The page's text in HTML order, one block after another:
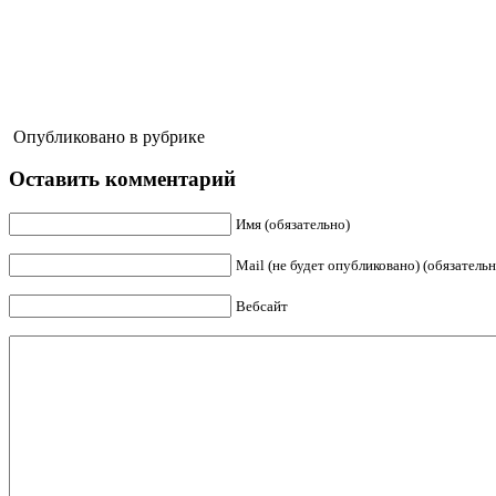
Опубликовано в рубрике
Оставить комментарий
Имя (обязательно)
Mail (не будет опубликовано)
Вебсайт